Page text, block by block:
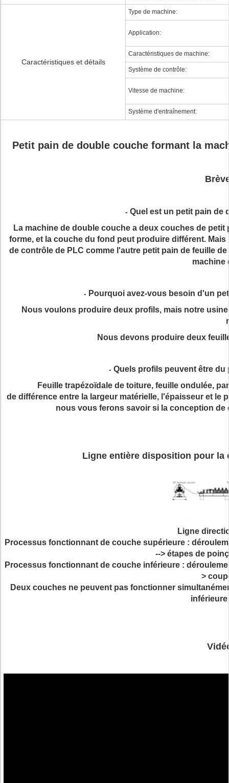
Caractéristiques et détails
Type de machine:
Application:
Caractéristiques de machine:
Système de contrôle:
Vitesse de machine:
Système d'entraînement:
Petit pain de double couche formant la
- Quel est un petit pain de
La machine de double couche a deux couches de
forme, et la couche du fond peut produire différent.
de contrôle de PLC comme l'autre petit pain de feuille
machine
- Pourquoi avez-vous besoin d'un
Nous voulons produire deux profils, mais notre
Nous devons produire deux
- Quels profils peuvent être
Feuille trapézoïdale de toiture, feuille ondulée,
de différence entre la largeur matérielle, l'épaisseur et le
nous vous ferons savoir si la conception
Ligne entière disposition pour la
Ligne
Processus fonctionnant de couche supérieure :
--> étapes de
Processus fonctionnant de couche inférieure :
>
Deux couches ne peuvent pas fonctionner